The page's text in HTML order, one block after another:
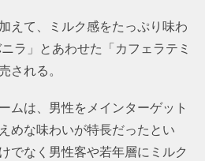
えて、ミルク感をたっぷり味わ
ラ」とあわせた「カフェラテミ
される。
ムは、男性をメインターゲット
めな味わいが特長だったとい
でなく男性客や若年層にミルク